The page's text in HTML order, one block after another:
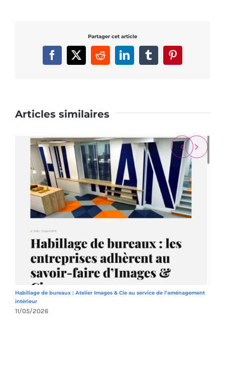
Partager cet article
Facebook
X RedditLinkedInTumblrPinterest
Articles similaires
Habillage de bureaux : Atelier Images & Cie au service de l’aménagement
intérieur
11/05/2026